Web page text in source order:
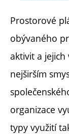
Prostorové
obývaného
aktivit a
nejširším
organizace
typy využití